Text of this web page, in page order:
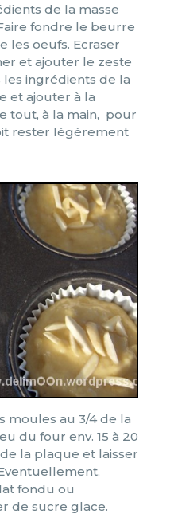
de la masse
fondre le beurre
les oeufs. Ecraser
et ajouter le zeste
ingrédients de la
et ajouter à la
tout, à la main, pour
rester légèrement
moules au 3/4 de la
du four env. 15 à 20
la plaque et laisser
fondu ou
de sucre glace.